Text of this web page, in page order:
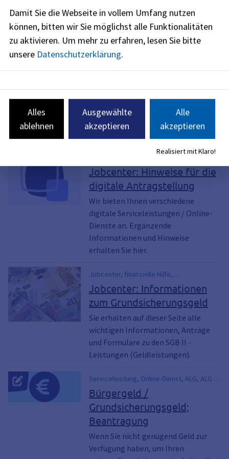
Dokumenten Upload
Online Terminvereinbarung
Ergänzende Informationen
Jobcenter, Arbeitslosengeld II, ALG II, ALG
2, SGB II, SGB 2, WBA, Weiterbewilligung,
Weiterbewilligungsantrag, digitaler Antrag,
OZG, Bürgergeld, Grundsicherung
Jobcenter: Hinweise für die
digitale Antragstellung
Wir bieten Ihnen verschiedene
digitale Serviceleistungen / Online-
Dienste an. Ergänzende
Informationen und Hinweise
erhalten Sie hier.
Jobcenter, finanzielle Hilfe,
Arbeitslosengeld II, ALG II, SGB II, SGB 2,
Hartz 4, Hartz IV, Neuantrag,
Weiterbewilligungsantrag, WBA, antrag,
Bürgergeld
Jobcenter: Informationen
zum Grundsicherungsgeld
Sie erhalten auf dieser Seite alle
wichtigen Informationen, Anträge
und Formulare zu den SGB II -
Leistungen (Geldleistungen).
Serviceleistung, Online-Dienst, ALG, ALG 1,
Alg 2, ALG I, ALG II, Arbeitsagentur,
Arbeitsagentur für Arbeit,
Arbeitslosengeld, Arbeitslosengeld 2,
Arbeitslosengeld II,
Arbeitslosenunterstützung,
Arbeitslosigkeit, Grundsicherung, Hartz,
Hartz 4, Hartz IV, Jobcenter, Leistungen für
Bürgergeld /
Grundsicherungsgeld;
Beantragung
Wenn Sie nicht genügend Geld zur
Verfügung haben, um Ihren
Damit Sie die Webseite in vollem Umfang nutzen
können, bitten wir Sie möglichst alle Funktionalitäten
zu aktivieren. Um mehr zu erfahren, lesen Sie bitte
unsere Datenschutzerklärung.
Alles
ablehnen
Ausgewählte
akzeptieren
Alle
akzeptieren
Realisiert mit Klaro!